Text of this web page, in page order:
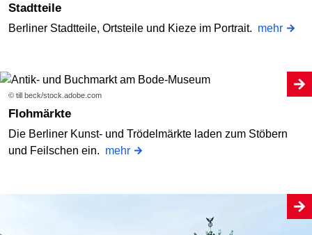
Stadtteile
Berliner Stadtteile, Ortsteile und Kieze im Portrait. mehr
© till beck/stock.adobe.com
Flohmärkte
Die Berliner Kunst- und Trödelmärkte laden zum Stöbern
und Feilschen ein. mehr